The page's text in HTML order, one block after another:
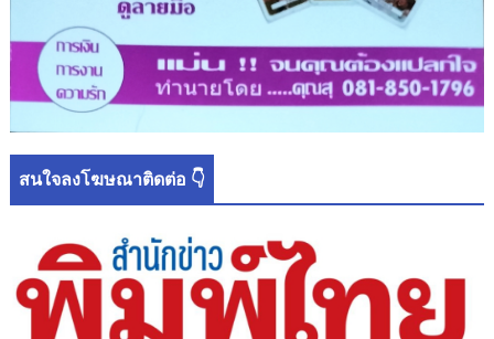
สนใจลงโฆษณาติดต่อ 👇